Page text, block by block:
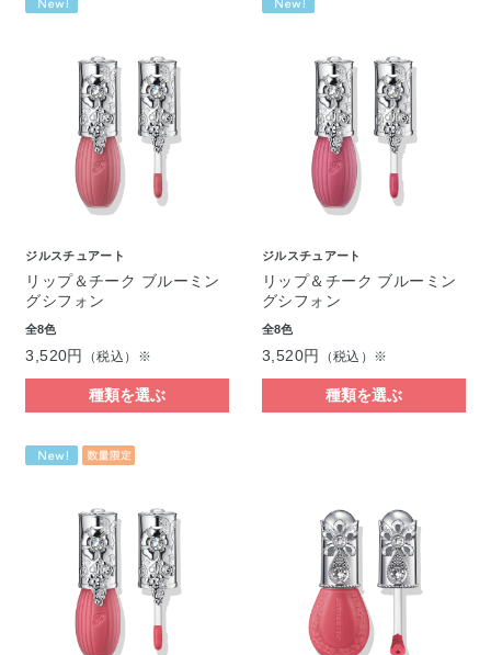
ジルスチュアート
リップ＆チーク ブルーミン
グシフォン
全8色
3,520円 （税込）※
種類を選ぶ
ジルスチュアート
リップ＆チーク ブルーミン
グシフォン
全8色
3,520円 （税込）※
種類を選ぶ